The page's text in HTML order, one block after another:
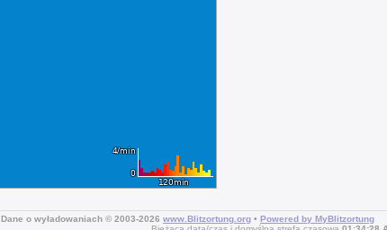
Dane o wyładowaniach © 2003-2026 www.Blitzortung.org • Powered by MyBlitzortung